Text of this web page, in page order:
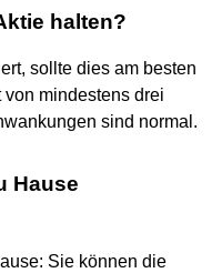
halten?
sollte dies am besten
mindestens drei
sind normal.
Hause
Sie können die